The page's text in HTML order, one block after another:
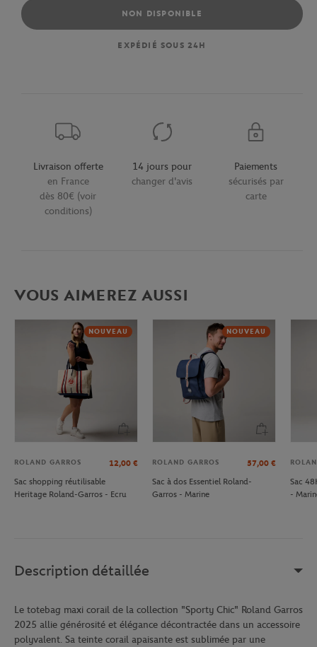
NON DISPONIBLE
EXPÉDIÉ SOUS 24H
Livraison offerte
en France
dès 80€ (voir
conditions)
14 jours pour
changer d'avis
Paiements
sécurisés par
carte
VOUS AIMEREZ AUSSI
NOUVEAU
ROLAND GARROS 12,00 €
Sac shopping réutilisable
Heritage Roland-Garros - Ecru
NOUVEAU
ROLAND GARROS 57,00 €
Sac à dos Essentiel Roland-
Garros - Marine
Sac
-
Description détaillée
Le totebag maxi corail de la collection "Sporty Chic" Roland Garros
2025 allie générosité et élégance décontractée dans un accessoire
polyvalent. Sa teinte corail apaisante est sublimée par une